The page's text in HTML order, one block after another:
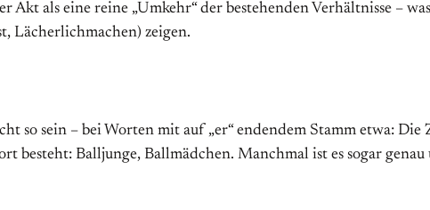
als eine reine „Umkehr“ der bestehenden Verhältnisse –
Lächerlichmachen) zeigen.
so sein – bei Worten mit auf „er“ endendem Stamm etwa: Die
besteht: Balljunge, Ballmädchen. Manchmal ist es sogar